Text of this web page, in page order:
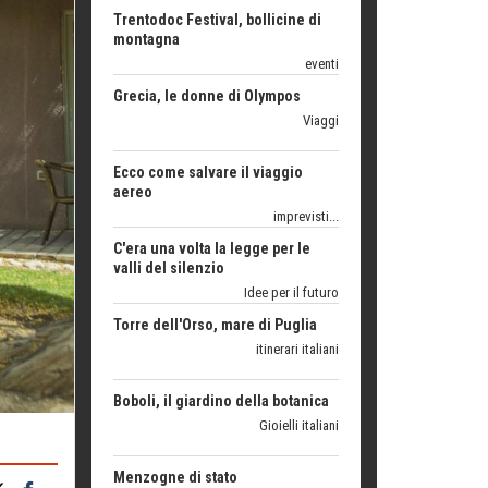
Grecia, le donne di Olympos
Ecco come salvare il viaggio
C'era una volta la legge per le
valli del silenzio
Idee per il futuro
Torre dell'Orso, mare di Puglia
Boboli, il giardino della botanica
Gioielli italiani
Menzogne di stato
Le dichiarazioni di Maurizio Federico
Chi è, e come difendersi dallo